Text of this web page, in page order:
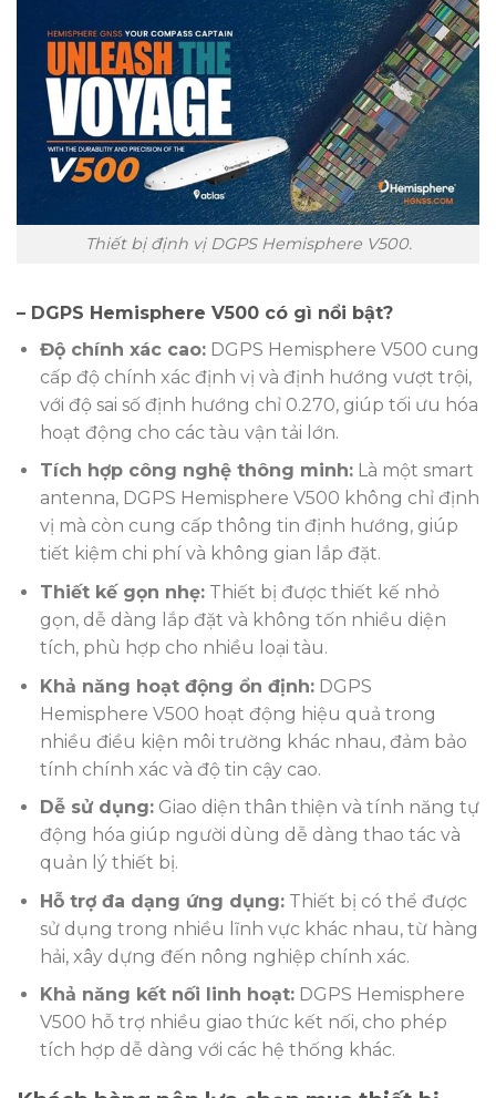
Thiết bị định vị DGPS Hemisphere V500.
– DGPS Hemisphere V500 có gì nổi bật?
Độ chính xác cao:DGPS Hemisphere V500 cung
cấp độ chính xác định vị và định hướng vượt trội,
với độ sai số định hướng chỉ 0.270, giúp tối ưu hóa
hoạt động cho các tàu vận tải lớn.
Tích hợp công nghệ thông minh:Là một smart
antenna, DGPS Hemisphere V500 không chỉ định
vị mà còn cung cấp thông tin định hướng, giúp
tiết kiệm chi phí và không gian lắp đặt.
Thiết kế gọn nhẹ:Thiết bị được thiết kế nhỏ
gọn, dễ dàng lắp đặt và không tốn nhiều diện
tích, phù hợp cho nhiều loại tàu.
Khả năng hoạt động ổn định:DGPS
Hemisphere V500 hoạt động hiệu quả trong
nhiều điều kiện môi trường khác nhau, đảm bảo
tính chính xác và độ tin cậy cao.
Dễ sử dụng:Giao diện thân thiện và tính năng tự
động hóa giúp người dùng dễ dàng thao tác và
quản lý thiết bị.
Hỗ trợ đa dạng ứng dụng:Thiết bị có thể được
sử dụng trong nhiều lĩnh vực khác nhau, từ hàng
hải, xây dựng đến nông nghiệp chính xác.
Khả năng kết nối linh hoạt:DGPS Hemisphere
V500 hỗ trợ nhiều giao thức kết nối, cho phép
tích hợp dễ dàng với các hệ thống khác.